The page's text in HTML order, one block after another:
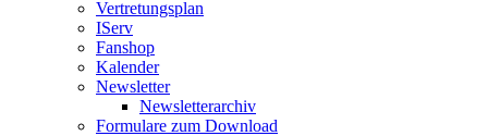
Vertretungsplan
IServ
Fanshop
Kalender
Newsletter
Newsletterarchiv
Formulare zum Download